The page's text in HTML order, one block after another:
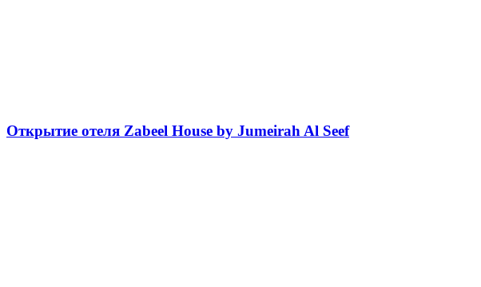
Открытие отеля Zabeel House by Jumeirah Al Seef